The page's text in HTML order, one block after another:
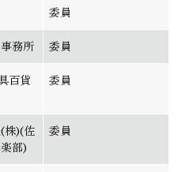
委員
務所 委員
百貨
委員
株)(佐
部)
委員